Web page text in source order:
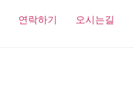
연락하기 오시는길